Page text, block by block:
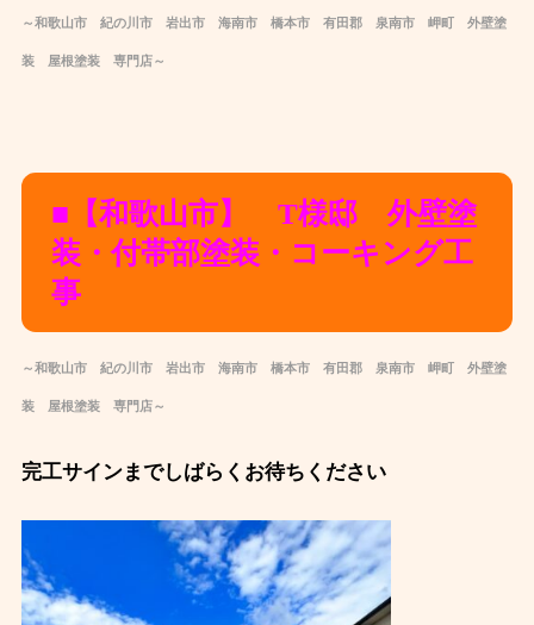
～和歌山市 紀の川市 岩出市 海南市 橋本市 有田郡 泉南市 岬町 外壁塗
装 屋根塗装 専門店～
■【和歌山市】 T様邸 外壁塗
装・付帯部塗装・コーキング工
事
～和歌山市 紀の川市 岩出市 海南市 橋本市 有田郡 泉南市 岬町 外壁塗
装 屋根塗装 専門店～
完工サインまでしばらくお待ちください